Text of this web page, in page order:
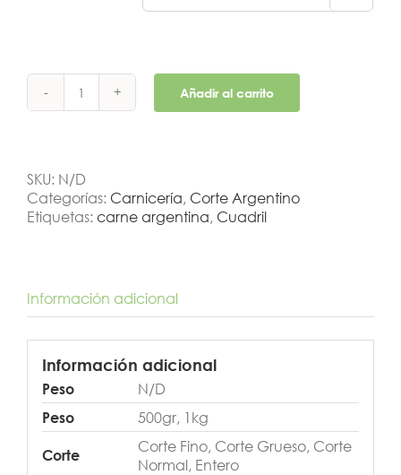
Cuadril
Añadir al carrito
SKU: N/D
Categorías: Carnicería, Corte Argentino
Etiquetas:carne argentina, Cuadril
Información adicional
Información adicional
Peso N/D
Peso 500gr, 1kg
Corte
Corte Fino, Corte Grueso, Corte
Normal, Entero